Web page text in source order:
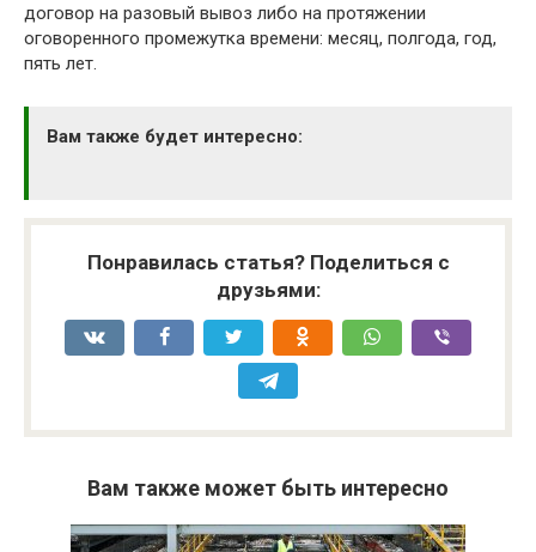
договор на разовый вывоз либо на протяжении
оговоренного промежутка времени: месяц, полгода, год,
пять лет.
Вам также будет интересно:
Понравилась статья? Поделиться с
друзьями:
Вам также может быть интересно